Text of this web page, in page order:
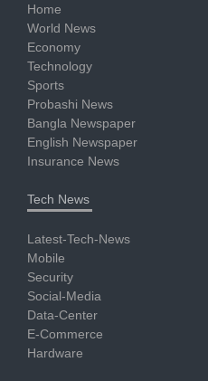
Home
World News
Economy
Technology
Sports
Probashi News
Bangla Newspaper
English Newspaper
Insurance News
Tech News
Latest-Tech-News
Mobile
Security
Social-Media
Data-Center
E-Commerce
Hardware